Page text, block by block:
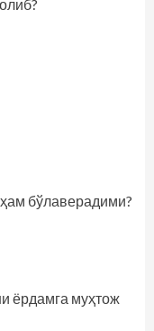
бўлаверадими?
ёрдамга муҳтож